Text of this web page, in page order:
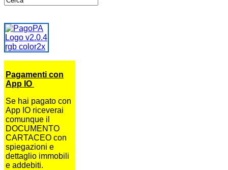
Pagamenti con
App IO
Se hai pagato con
App IO riceverai
comunque il
DOCUMENTO
CARTACEO con
spiegazioni e
dettaglio immobili
e addebiti.